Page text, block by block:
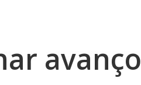
avanço